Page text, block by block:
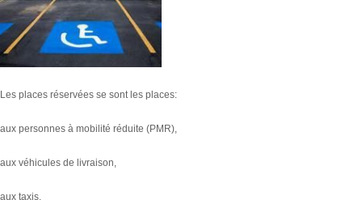
Les places réservées se sont les places:
aux personnes à mobilité réduite (PMR),
aux véhicules de livraison,
aux taxis,